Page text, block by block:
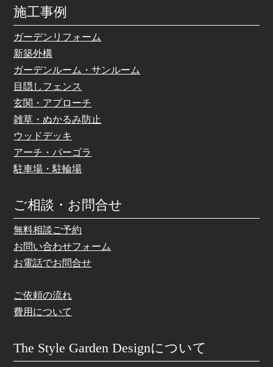
施工事例
ガーデンリフォーム
新築外構
ガーデンルーム・サンルーム
目隠しフェンス
玄関・アプローチ
雑草・ぬかるみ防止
ウッドデッキ
アーチ・パーゴラ
駐車場・駐輪場
ご相談・お問合せ
無料相談ご予約
お問い合わせフォーム
お電話でお問合せ
ご依頼の流れ
費用について
The Style Garden Designについて